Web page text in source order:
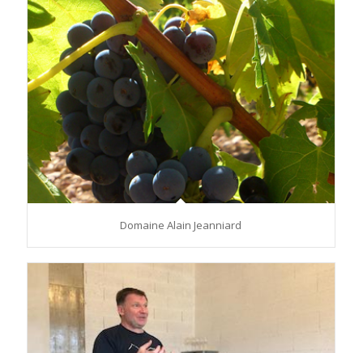
Domaine Alain Jeanniard